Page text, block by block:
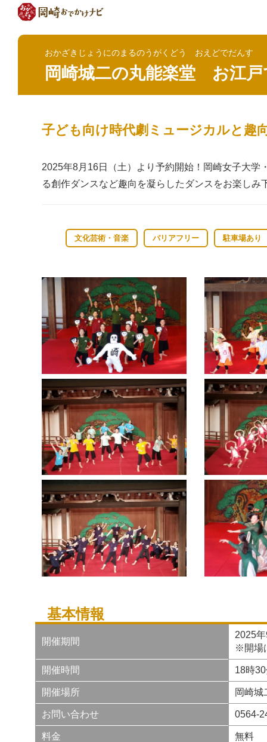
おかざきじょうにのまるのうがくどう おえどでだんす
岡崎城二の丸能楽堂 お江戸
子ども向け時代劇ミュージカルと趣
2025年8月16日（土）より予約開始！岡崎女子大
る創作ダンスなど趣向を凝らしたダンスをお楽し
文化芸術・音楽 バリアフリー 駐車場あり
基本情報
開催期間
2025
※開場
開催時間 18時
開催場所 岡崎城
お問い合わせ 0564-
料金 無料